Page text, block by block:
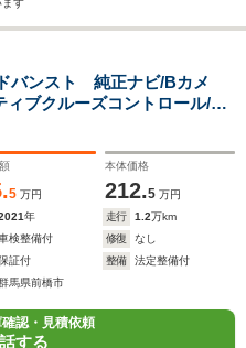
ます
バンスト 純正ナビ/Bカメ
ブクルーズコントロール/ブ
ャルコックピット/レーンキー
ルミホイール/アドバンスド
5 万円
本体価格
212.5 万円
年 走行 1.2万km
検整備付 修復
なし
証付 整備
法定整備付
馬県前橋市
認・見積依頼
する